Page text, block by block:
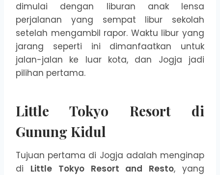
dimulai dengan liburan anak lensa
perjalanan yang sempat libur sekolah
setelah mengambil rapor. Waktu libur yang
jarang seperti ini dimanfaatkan untuk
jalan-jalan ke luar kota, dan Jogja jadi
pilihan pertama.
Little Tokyo Resort di
Gunung Kidul
Tujuan pertama di Jogja adalah menginap
di Little Tokyo Resort and Resto, yang